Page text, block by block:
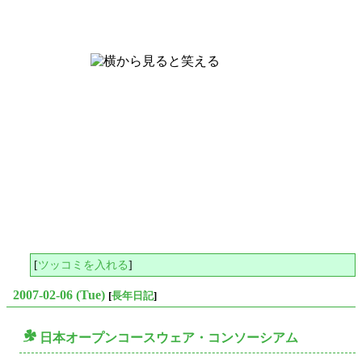
[ツッコミを入れる]
2007-02-06 (Tue) [長年日記]
日本オープンコースウェア・コンソーシアム